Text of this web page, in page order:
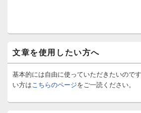
文章を使用したい方へ
基本的には自由に使っていただきたいので
い方はこちらのページをご一読ください。